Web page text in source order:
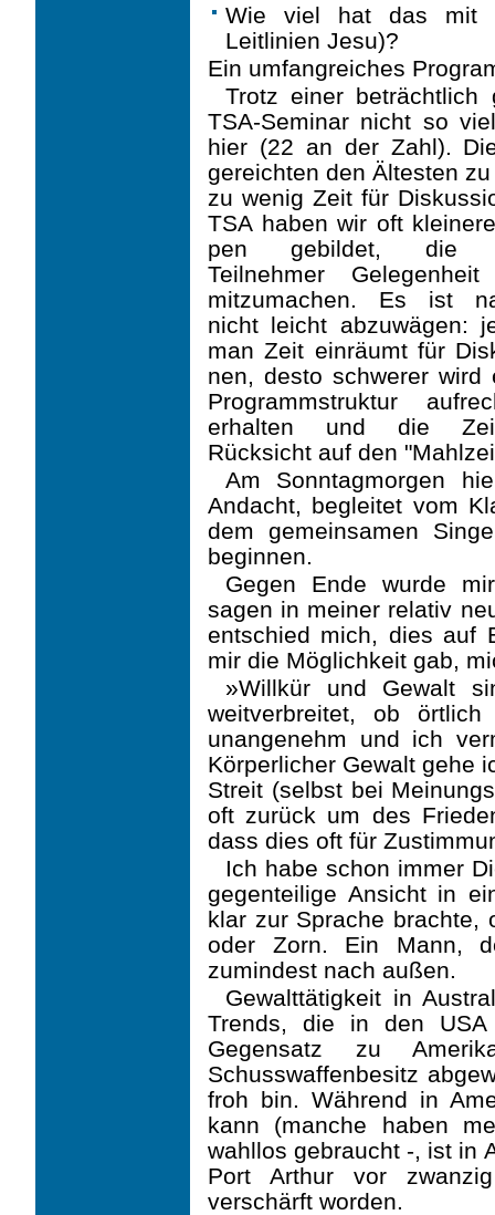
Wie viel hat das mit
Leitlinien Jesu)?
Ein umfangreiches
Trotz einer beträchtlich
TSA-Seminar nicht so
hier (22 an der Zahl).
gereichten den Ältesten
zu wenig Zeit für
TSA haben wir oft
pen gebildet, die
Teilnehmer
mitzumachen. Es ist
nicht leicht ab­zuwägen:
man Zeit einräumt für
nen, desto schwerer wird
Programmstruktur
erhalten und die
Rücksicht auf den
Am Sonntagmorgen
Andacht, begleitet vom
dem gemeinsamen
beginnen.
Gegen Ende wurde
sagen in meiner relativ
entschied mich, dies auf
mir die Möglichkeit gab,
»Willkür und Gewalt
weitverbreitet, ob
unangenehm und ich
Körperlicher Gewalt gehe
Streit (selbst bei
oft zurück um des
dass dies oft für
Ich habe schon immer
gegenteilige Ansicht in
klar zur Sprache brachte,
oder Zorn. Ein Mann,
zumindest nach außen.
Gewalttätigkeit in
Trends, die in den
Gegensatz zu
Schusswaffenbesitz
froh bin. Während in
kann (manche haben
wahllos gebraucht -, ist in
Port Arthur vor
verschärft worden.